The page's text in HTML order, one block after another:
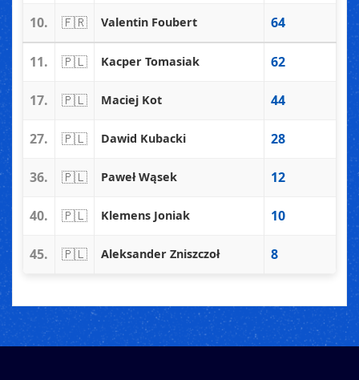
10. 🇫🇷 Valentin Foubert 64
11. 🇵🇱 Kacper Tomasiak 62
17. 🇵🇱 Maciej Kot 44
27. 🇵🇱 Dawid Kubacki 28
36. 🇵🇱 Paweł Wąsek 12
40. 🇵🇱 Klemens Joniak 10
45. 🇵🇱 Aleksander Zniszczoł 8